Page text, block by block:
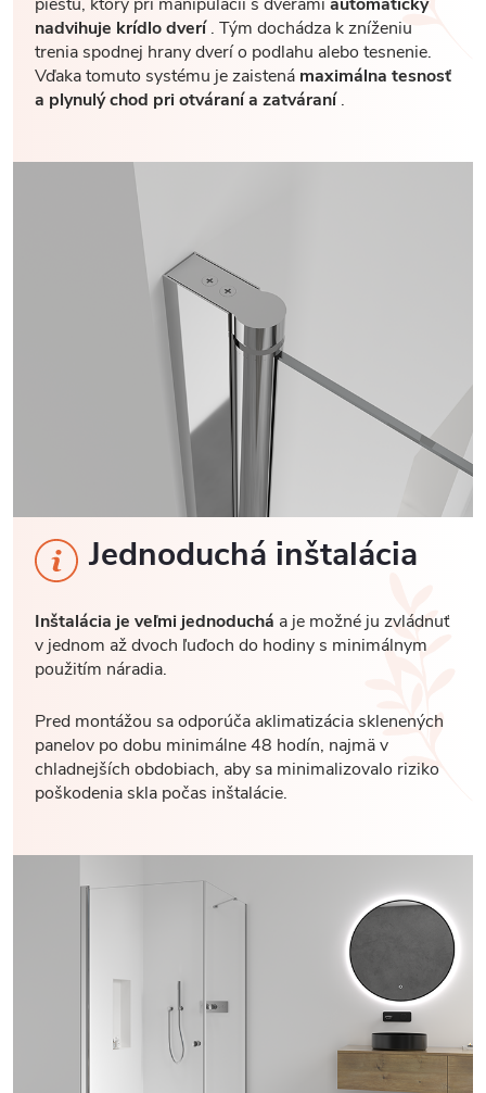
nadvihuje krídlo dverí. Tým dochádza k zníženiu
trenia spodnej hrany dverí o podlahu alebo tesnenie.
Vďaka tomuto systému je zaistená maximálna tesnosť
a plynulý chod pri otváraní a zatváraní.
Jednoduchá inštalácia
Inštalácia je veľmi jednoduchá a je možné ju zvládnuť
v jednom až dvoch ľuďoch do hodiny s minimálnym
použitím náradia.
Pred montážou sa odporúča aklimatizácia sklenených
panelov po dobu minimálne 48 hodín, najmä v
chladnejších obdobiach, aby sa minimalizovalo riziko
poškodenia skla počas inštalácie.